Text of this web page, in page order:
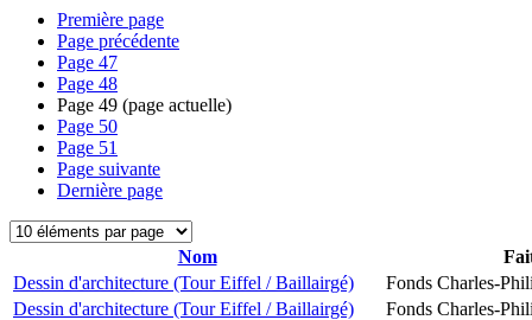
Première page
Page précédente
Page 47
Page 48
Page 49 (page actuelle)
Page 50
Page 51
Page suivante
Dernière page
Nom
Dessin d'architecture (Tour Eiffel / Baillairgé)
Fonds Charles-
Dessin d'architecture (Tour Eiffel / Baillairgé)
Fonds Charles-